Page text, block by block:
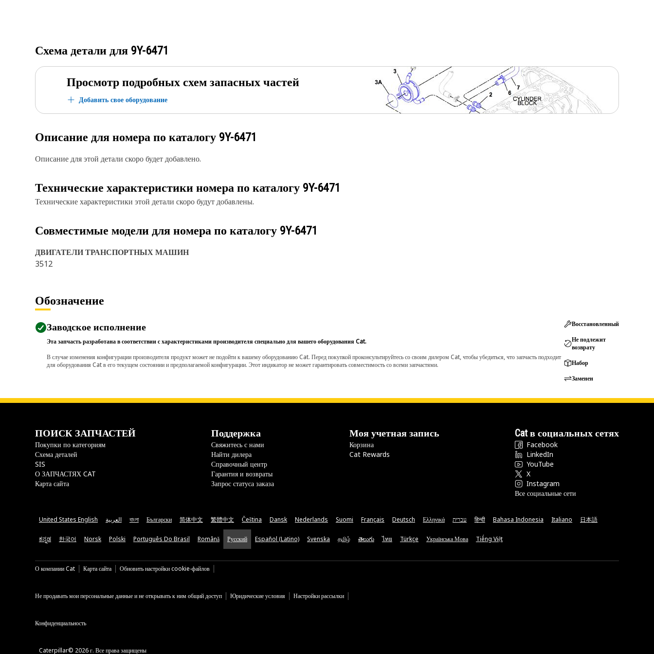
Схема детали для 9Y-6471
Просмотр подробных схем запасных частей
Добавить свое оборудование
Описание для номера по каталогу 9Y-6471
Описание для этой детали скоро будет добавлено.
Технические характеристики номера по каталогу 9Y-6471
Технические характеристики этой детали скоро будут добавлены.
Совместимые модели для номера по каталогу 9Y-6471
ДВИГАТЕЛИ ТРАНСПОРТНЫХ МАШИН
3512
Обозначение
Заводское исполнение
Эта запчасть разработана в соответствии с характеристиками производителя специально для вашего оборудования Cat.
В случае изменения конфигурации производителя продукт может не подойти к вашему оборудованию Cat. Перед покупкой проконсультируйтесь со своим дилером Cat, чтобы убедиться, что запчасть подходит
для оборудования Cat в его текущем состоянии и предполагаемой конфигурации. Этот индикатор не может гарантировать совместимость со всеми запчастями.
Восстановленный
Не подлежит
возврату
Набор
Заменен
ПОИСК ЗАПЧАСТЕЙ
Покупки по категориям
Схема деталей
SIS
О ЗАПЧАСТЯХ CAT
Карта сайта
Поддержка
Свяжитесь с нами
Найти дилера
Справочный центр
Гарантия и возвраты
Запрос статуса заказа
Моя учетная запись
Корзина
Cat Rewards
Cat в социальных сетях
Facebook
LinkedIn
YouTube
X
Instagram
Все социальные сети
United States English العربية বাংলা Български 简体中文 繁體中文 Čeština Dansk Nederlands Suomi Français Deutsch Ελληνικά עברית हिन्दी Bahasa Indonesia Italiano 日本語
ಕನ್ನಡ 한국어 Norsk Polski Português Do Brasil Română Русский Español (Latino) Svenska தமிழ் తెలుగు ไทย Türkçe Українська Мова Tiếng Việt
О компании Cat Карта сайта Обновить настройки cookie-файлов
Не продавать мои персональные данные и не открывать к ним общий доступ Юридические условия Настройки рассылки
Конфиденциальность
Caterpillar© 2026 г. Все права защищены